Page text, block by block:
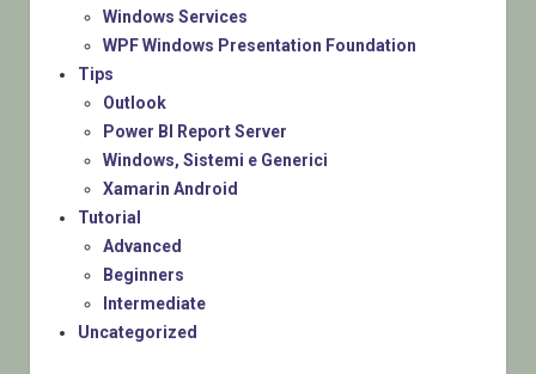
Windows Services
WPF Windows Presentation Foundation
Tips
Outlook
Power BI Report Server
Windows, Sistemi e Generici
Xamarin Android
Tutorial
Advanced
Beginners
Intermediate
Uncategorized